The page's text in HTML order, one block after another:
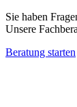
Sie haben
Unsere
Beratung starten